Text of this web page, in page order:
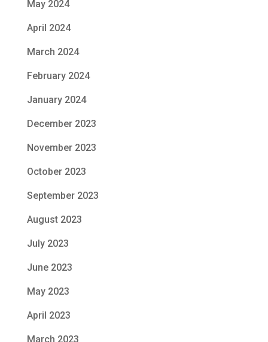
May 2024
April 2024
March 2024
February 2024
January 2024
December 2023
November 2023
October 2023
September 2023
August 2023
July 2023
June 2023
May 2023
April 2023
March 2023